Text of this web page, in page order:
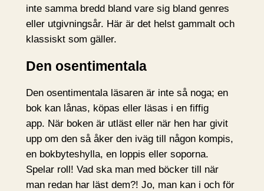
inte samma bredd bland vare sig bland genres
eller utgivningsår. Här är det helst gammalt och
klassiskt som gäller.
Den osentimentala
Den osentimentala läsaren är inte så noga; en
bok kan lånas, köpas eller läsas i en fiffig
app. När boken är utläst eller när hen har givit
upp om den så åker den iväg till någon kompis,
en bokbyteshylla, en loppis eller soporna.
Spelar roll! Vad ska man med böcker till när
man redan har läst dem?! Jo, man kan i och för